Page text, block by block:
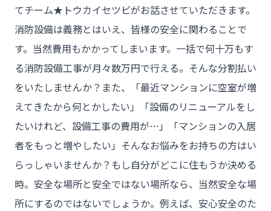
てチーム★トウカイセツビがお話させていただきます。
消防設備は義務とはいえ、皆様の安全に関わることで
す。当然費用もかかってしまいます。一括で何十万もす
る消防設備工事が月々数万円で行える。そんな分割払い
をいたしませんか？また、「最近マンションに空室が増
えてきたから何とかしたい」「設備のリニューアルをし
たいけれど、設備工事の費用が…」「マンションの入居
者をもっと増やしたい」そんなお悩みをお持ちの方はい
らっしゃいませんか？もし自分がどこに住もうか決める
時。安全な場所と安全ではない場所なら、当然安全な場
所にするのではないでしょうか。例えば、安心安全のた